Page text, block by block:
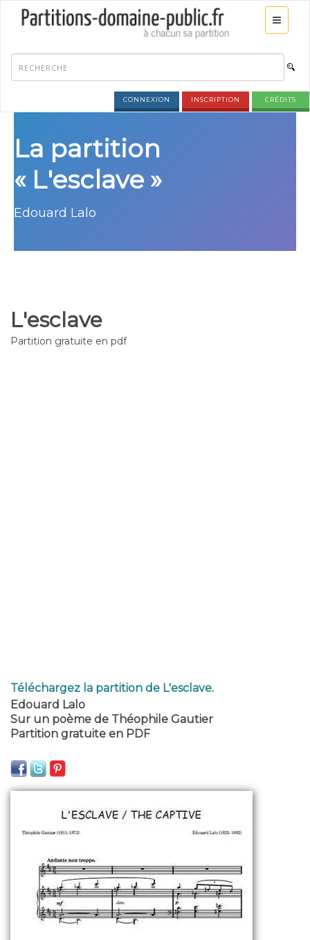
CONNEXION INSCRIPTION CRÉDITS
La partition
« L'esclave »
Edouard Lalo
L'esclave
Partition gratuite en pdf
Téléchargez la partition de L'esclave.
Edouard Lalo
Sur un poème de Théophile Gautier
Partition gratuite en PDF